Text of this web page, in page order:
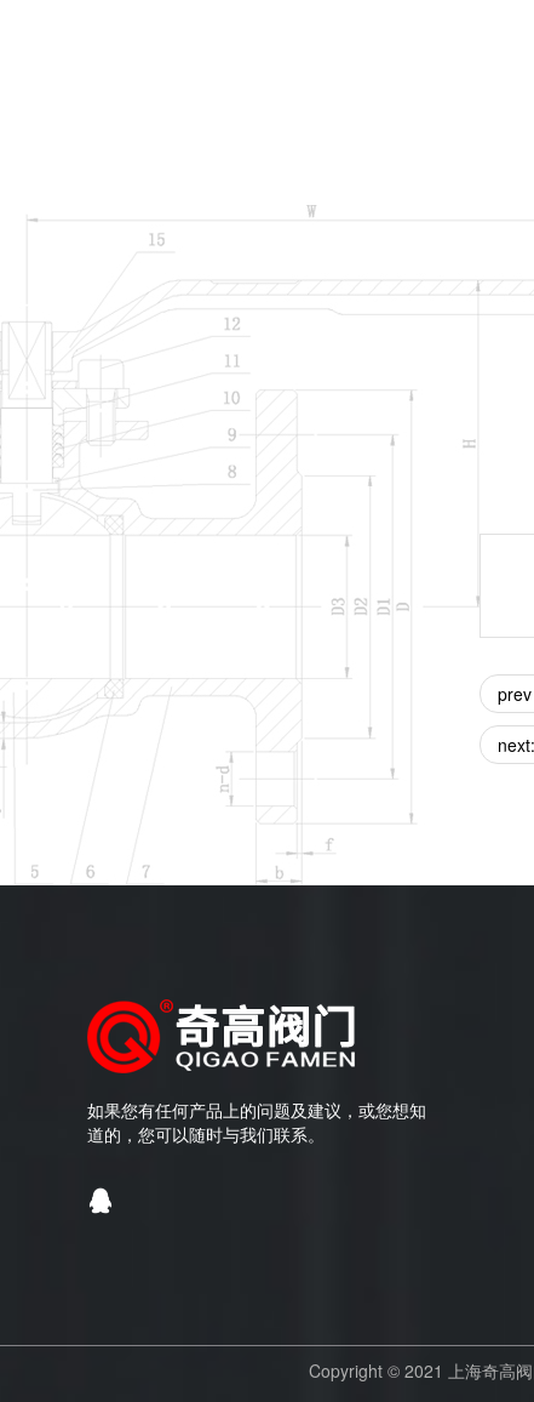
如果您有任何产品上的问题及建议，或您想知
道的，您可以随时与我们联系。
Copyright © 2021 上海奇高